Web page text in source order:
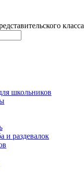
класса
школьников
и раздевалок